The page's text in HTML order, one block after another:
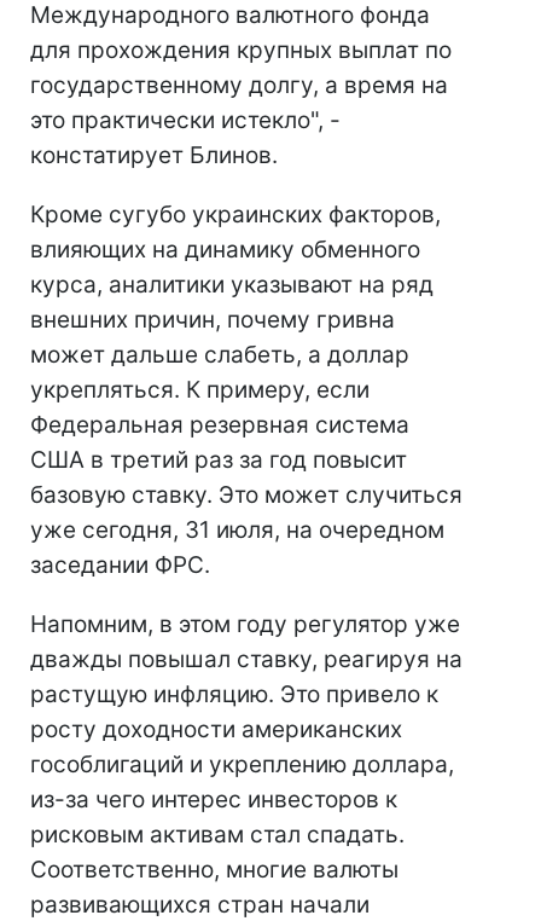
Международного валютного фонда
для прохождения крупных выплат по
государственному долгу, а время на
это практически истекло", -
констатирует Блинов.
Кроме сугубо украинских факторов,
влияющих на динамику обменного
курса, аналитики указывают на ряд
внешних причин, почему гривна
может дальше слабеть, а доллар
укрепляться. К примеру, если
Федеральная резервная система
США в третий раз за год повысит
базовую ставку. Это может случиться
уже сегодня, 31 июля, на очередном
заседании ФРС.
Напомним, в этом году регулятор уже
дважды повышал ставку, реагируя на
растущую инфляцию. Это привело к
росту доходности американских
гособлигаций и укреплению доллара,
из-за чего интерес инвесторов к
рисковым активам стал спадать.
Соответственно, многие валюты
развивающихся стран начали